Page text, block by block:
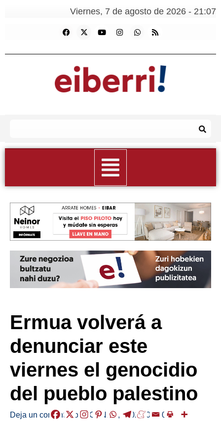
Viernes, 7 de agosto de 2026 - 21:07
Ermua volverá a
denunciar este
viernes el genocidio
del pueblo palestino
Deja un comentario /AGENDA , /2024-09-30